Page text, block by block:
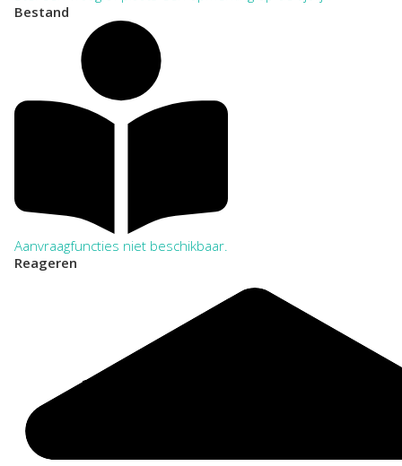
Bestand
Aanvraagfuncties niet beschikbaar.
Reageren